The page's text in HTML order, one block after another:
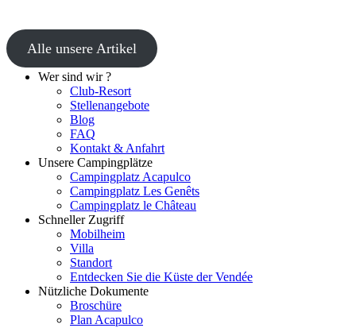
Alle unsere Artikel
Wer sind wir ?
Club-Resort
Stellenangebote
Blog
FAQ
Kontakt & Anfahrt
Unsere Campingplätze
Campingplatz Acapulco
Campingplatz Les Genêts
Campingplatz le Château
Schneller Zugriff
Mobilheim
Villa
Standort
Entdecken Sie die Küste der Vendée
Nützliche Dokumente
Broschüre
Plan Acapulco